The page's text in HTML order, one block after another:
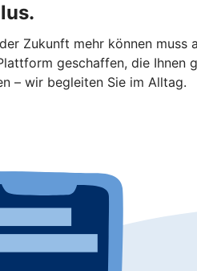
Zukunft mehr können
geschaffen, die
– wir begleiten Sie im Alltag.